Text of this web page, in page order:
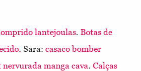
lantejoulas. Botas de
. Sara: casaco bomber
manga cava. Calças